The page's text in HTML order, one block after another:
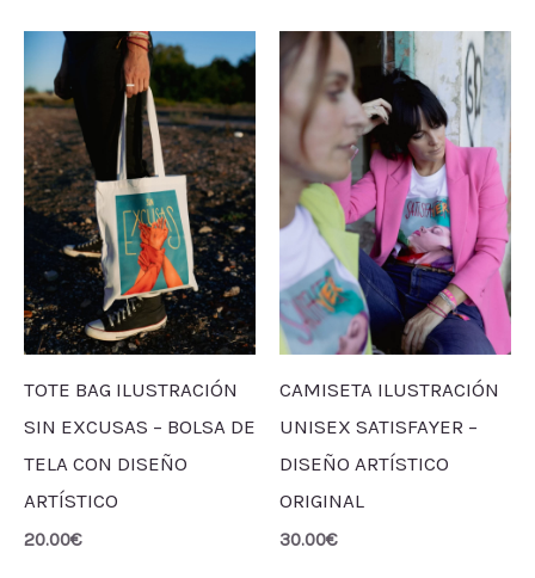
TOTE BAG ILUSTRACIÓN
SIN EXCUSAS – BOLSA DE
TELA CON DISEÑO
ARTÍSTICO
20.00€
CAMISETA ILUSTRACIÓN
UNISEX SATISFAYER –
DISEÑO ARTÍSTICO
ORIGINAL
30.00€